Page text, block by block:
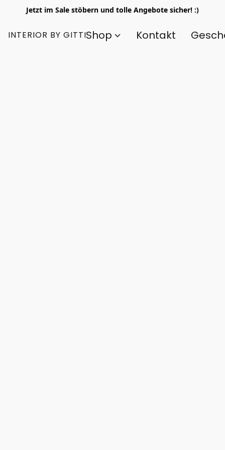
Jetzt im Sale stöbern und tolle Angebote sicher! :)
INTERIOR BY GITTIShop Kontakt